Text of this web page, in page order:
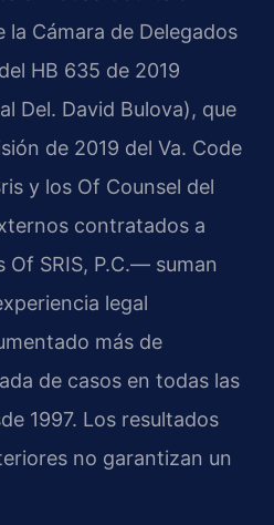
Cámara de Delegados
HB 635 de 2019
Del. David Bulova), que
de 2019 del Va. Code
y los Of Counsel del
contratados a
SRIS, P.C.— suman
legal
más de
de casos en todas las
1997. Los resultados
no garantizan un